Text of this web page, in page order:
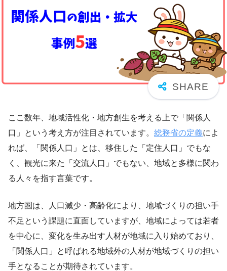
ここ数年、地域活性化・地方創生を考える上で「関係人
口」という考え方が注目されています。 総務省の定義によ
れば、「関係人口」とは、移住した「定住人口」でもな
く、観光に来た「交流人口」でもない、地域と多様に関わ
る人々を指す言葉です。
地方圏は、人口減少・高齢化により、地域づくりの担い手
不足という課題に直面していますが、地域によっては若者
を中心に、変化を生み出す人材が地域に入り始めており、
「関係人口」と呼ばれる地域外の人材が地域づくりの担い
手となることが期待されています。